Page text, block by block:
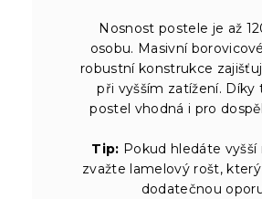
Nosnost postele je až
osobu. Masivní
robustní konstrukce
při vyšším zatížení. Díky
postel vhodná i pro
Tip: Pokud hledáte vyšší
zvažte lamelový rošt,
dodatečnou